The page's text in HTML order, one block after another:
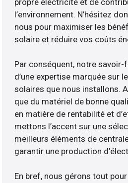
propre électricité et de
l’environnement. N’hésitez
nous pour maximiser les
solaire et réduire vos coûts
Par conséquent, notre savoir-
d’une expertise marquée sur
solaires que nous installons.
que du matériel de bonne
en matière de rentabilité et
mettons l’accent sur une
meilleurs éléments de
garantir une production
En bref, nous gérons tout